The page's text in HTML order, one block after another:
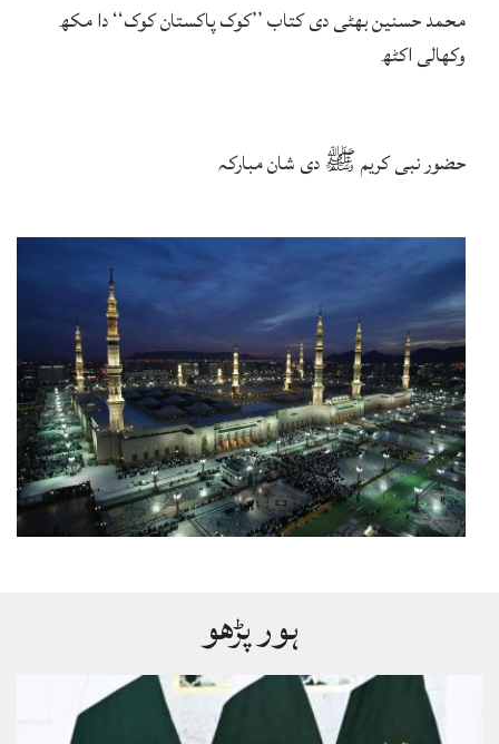
محمد حسنین بھٹی دی کتاب ’’کوک پاکستان کوک‘‘ دا مکھ
وکھالی اکٹھ
حضور نبی کریم ﷺ دی شان مبارکہ
ہور پڑھو